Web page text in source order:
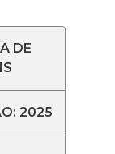
DE
2025